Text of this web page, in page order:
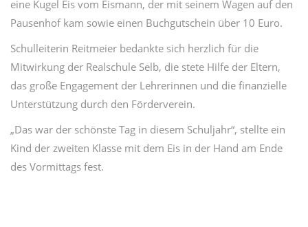
eine Kugel Eis vom Eismann, der mit seinem Wagen auf den
Pausenhof kam sowie einen Buchgutschein über 10 Euro.
Schulleiterin Reitmeier bedankte sich herzlich für die
Mitwirkung der Realschule Selb, die stete Hilfe der Eltern,
das große Engagement der Lehrerinnen und die finanzielle
Unterstützung durch den Förderverein.
„Das war der schönste Tag in diesem Schuljahr“, stellte ein
Kind der zweiten Klasse mit dem Eis in der Hand am Ende
des Vormittags fest.